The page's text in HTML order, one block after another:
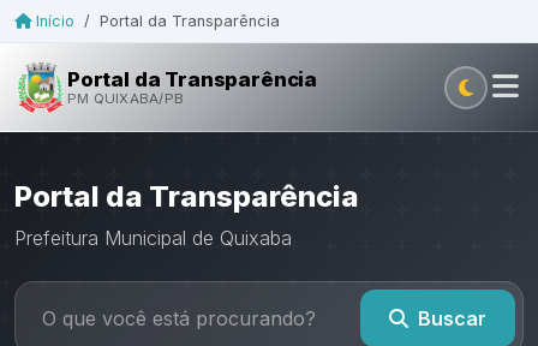
Início / Portal da Transparência
Portal da Transparência
PM QUIXABA/PB
Portal da Transparência
Prefeitura Municipal de Quixaba
Buscar